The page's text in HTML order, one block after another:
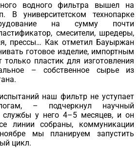
водного фильтра вышел на
В университетском технопарке
на сумму почти
смесители, шредеры,
прессы… Как отметил Бауыржан
готовое изделие, импортным
пластик для изготовления
– собственное сырье из
наш фильтр не уступает
– подчеркнул научный
у него 4–5 месяцев, и он
линии собраны, коммуникации
мы планируем запустить
цикл.